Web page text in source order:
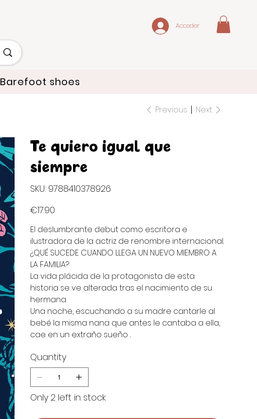
Acceder
Barefoot shoes
Previous Next
Te quiero igual que
siempre
SKU: 9788410378926
9788410378926
€17.90
El deslumbrante debut como escritora e
ilustradora de la actriz de renombre internacional.
¿QUÉ SUCEDE CUANDO LLEGA UN NUEVO MIEMBRO A
LA FAMILIA?
La vida plácida de la protagonista de esta
historia se ve alterada tras el nacimiento de su
hermana.
Una noche, escuchando a su madre cantarle al
bebé la misma nana que antes le cantaba a ella,
cae en un extraño sueño ..
Quantity
Only 2 left in stock